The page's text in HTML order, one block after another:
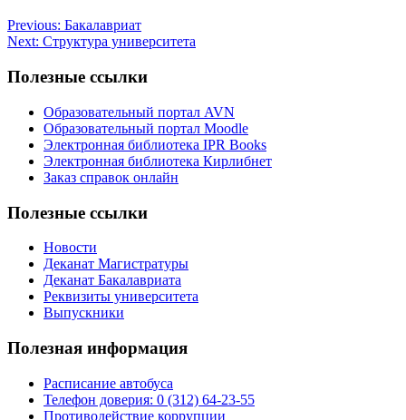
Previous: Бакалавриат
Next: Структура университета
Полезные ссылки
Образовательный портал AVN
Образовательный портал Moodle
Электронная библиотека IPR Books
Электронная библиотека Кирлибнет
Заказ справок онлайн
Полезные ссылки
Новости
Деканат Магистратуры
Деканат Бакалавриата
Реквизиты университета
Выпускники
Полезная информация
Расписание автобуса
Телефон доверия: 0 (312) 64-23-55
Противодействие коррупции